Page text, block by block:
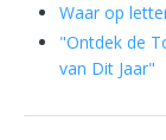
Waar op
"Ontdek de
van Dit Jaar"